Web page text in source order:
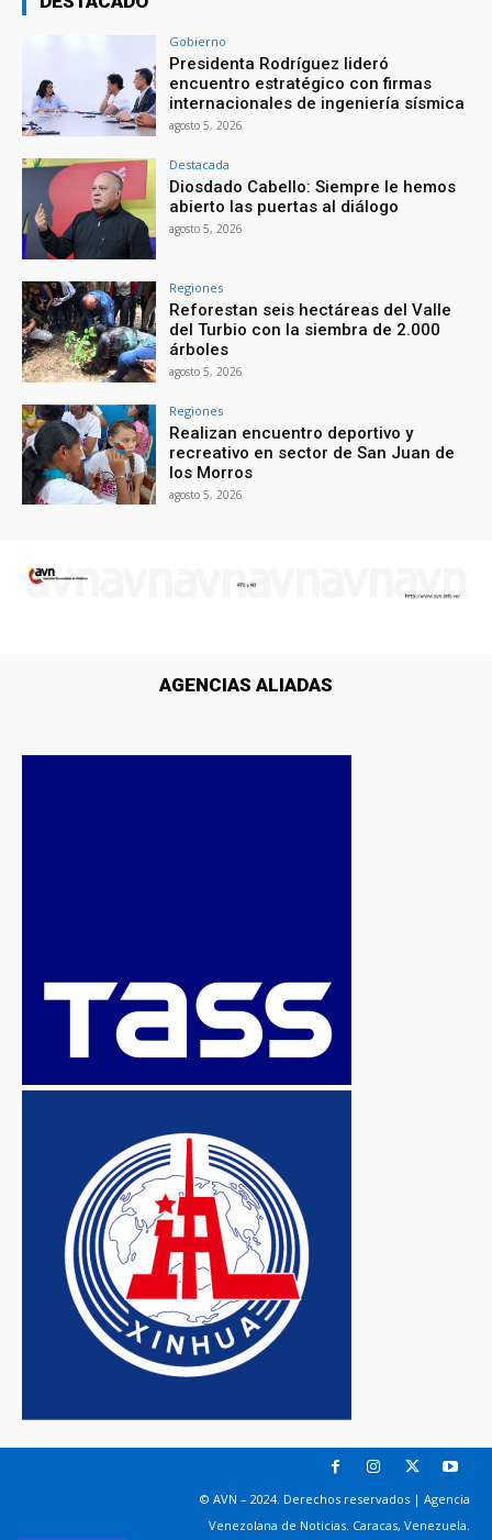
Gobierno
Presidenta Rodríguez lideró
encuentro estratégico con firmas
internacionales de ingeniería sísmica
agosto 5, 2026
Destacada
Diosdado Cabello: Siempre le hemos
abierto las puertas al diálogo
agosto 5, 2026
Regiones
Reforestan seis hectáreas del Valle
del Turbio con la siembra de 2.000
árboles
agosto 5, 2026
Regiones
Realizan encuentro deportivo y
recreativo en sector de San Juan de
los Morros
agosto 5, 2026
AGENCIAS ALIADAS
© AVN – 2024. Derechos reservados | Agencia
Venezolana de Noticias. Caracas, Venezuela.